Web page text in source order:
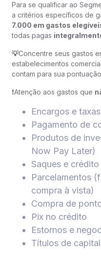
Para se qualificar ao
a critérios específicos de
7.000 em gastos
todas pagas
💡Concentre seus gastos
estabelecimentos
contam para sua
❗️Atenção aos gastos que
Encargos e
Pagamento de
Produtos de
Now Pay Later)
Saques e
Parcelamentos
compra à vista)
Compra de
Pix no crédito
Estornos e
Títulos de